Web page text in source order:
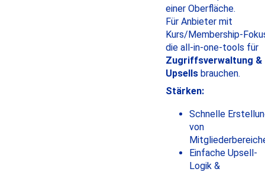
einer Oberfläche.
Für Anbieter mit
Kurs/Membership-
die all-in-one-tools für
Zugriffsverwaltung &
Upsells brauchen.
Stärken:
Schnelle
von
Einfache Upsell-
Logik &